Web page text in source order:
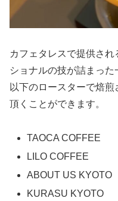
カフェタレスで提供さ
ショナルの技が詰まった
以下のロースターで焙
頂くことができます。
TAOCA COFFEE
LILO COFFEE
ABOUT US KYOTO
KURASU KYOTO